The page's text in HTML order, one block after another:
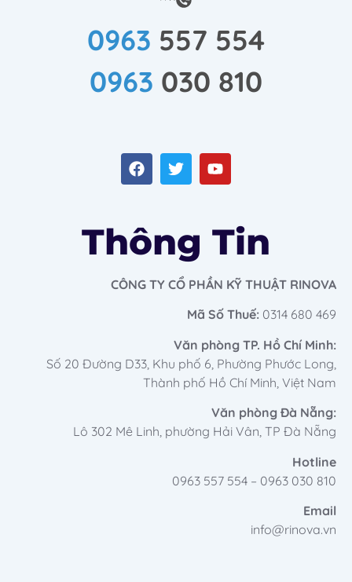
0963 557 554
0963 030 810
Thông Tin
CÔNG TY CỔ PHẦN KỸ THUẬT RINOVA
Mã Số Thuế: 0314 680 469
Văn phòng TP. Hồ Chí Minh:
Số 20 Đường D33, Khu phố 6, Phường Phước Long,
Thành phố Hồ Chí Minh, Việt Nam
Văn phòng Đà Nẵng:
Lô 302 Mê Linh, phường Hải Vân, TP Đà Nẵng
Hotline
0963 557 554 – 0963 030 810
Email
info@rinova.vn